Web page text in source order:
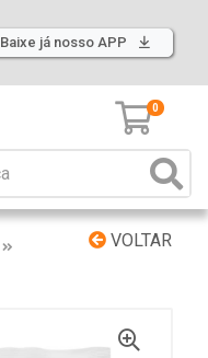
Baixe já nosso APP
0
VOLTAR